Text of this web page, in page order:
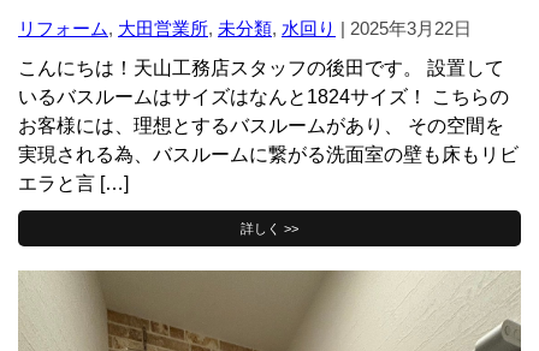
リフォーム, 大田営業所, 未分類, 水回り | 2025年3月22日
こんにちは！天山工務店スタッフの後田です。 設置して
いるバスルームはサイズはなんと1824サイズ！ こちらの
お客様には、理想とするバスルームがあり、 その空間を
実現される為、バスルームに繋がる洗面室の壁も床もリビ
エラと言 […]
詳しく >>